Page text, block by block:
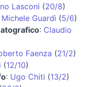
Lasconi (20/8)
Michele Guardì (5/6)
: Claudio
Faenza (21/2)
(12/10)
: Ugo Chiti (13/2)